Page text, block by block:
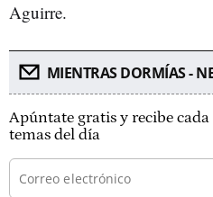
Aguirre.
MIENTRAS DORMÍAS -
Apúntate gratis y recibe
temas del día